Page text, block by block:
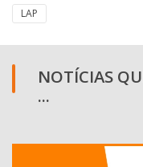
LAP
NOTÍCIAS
...